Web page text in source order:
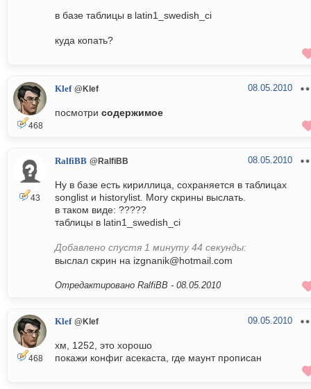
в базе таблицы в latin1_swedish_ci
куда копать?
468
Klef @Klef 08.05.2010
посмотри содержимое
43
RalfiBB @RalfiBB 08.05.2010
Ну в базе есть кириллица, сохраняется в таблицах
songlist и historylist. Могу скрины выслать.
в таком виде: ?????
таблицы в latin1_swedish_ci
Добавлено спустя 1 минуту 44 секунды:
выслал скрин на izgnanik@hotmail.com
Отредактировано RalfiBB - 08.05.2010
468
Klef @Klef 09.05.2010
хм, 1252, это хорошо
покажи конфиг асекаста, где маунт прописан